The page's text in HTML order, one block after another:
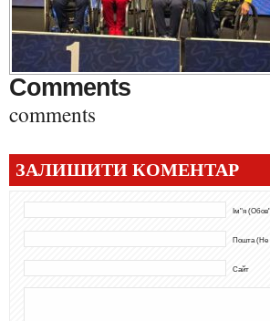
Comments
comments
ЗАЛИШИТИ КОМЕНТАР
Ім"я
Пошта (Не
Сайт